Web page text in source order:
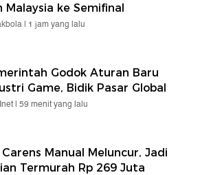
Malaysia ke Semifinal
| 1 jam yang lalu
Godok Aturan Baru
Game, Bidik Pasar Global
| 59 menit yang lalu
Carens Manual Meluncur, Jadi
Termurah Rp 269 Juta